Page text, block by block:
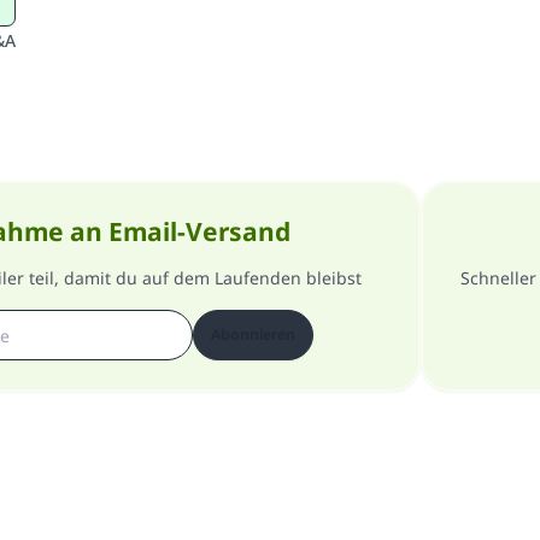
an Email-Versand
teil, damit du auf dem Laufenden bleibst